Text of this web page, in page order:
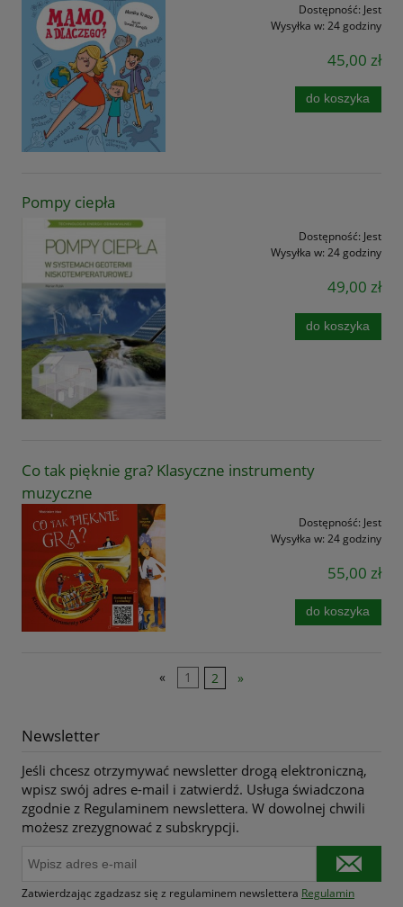
Dostępność: Jest
Wysyłka w: 24 godziny
45,00 zł
do koszyka
Pompy ciepła
Dostępność: Jest
Wysyłka w: 24 godziny
49,00 zł
do koszyka
Co tak pięknie gra? Klasyczne instrumenty
muzyczne
Dostępność: Jest
Wysyłka w: 24 godziny
55,00 zł
do koszyka
« 1 2 »
Newsletter
Jeśli chcesz otrzymywać newsletter drogą elektroniczną,
wpisz swój adres e-mail i zatwierdź. Usługa świadczona
zgodnie z Regulaminem newslettera. W dowolnej chwili
możesz zrezygnować z subskrypcji.
Zatwierdzając zgadzasz się z regulaminem newslettera Regulamin